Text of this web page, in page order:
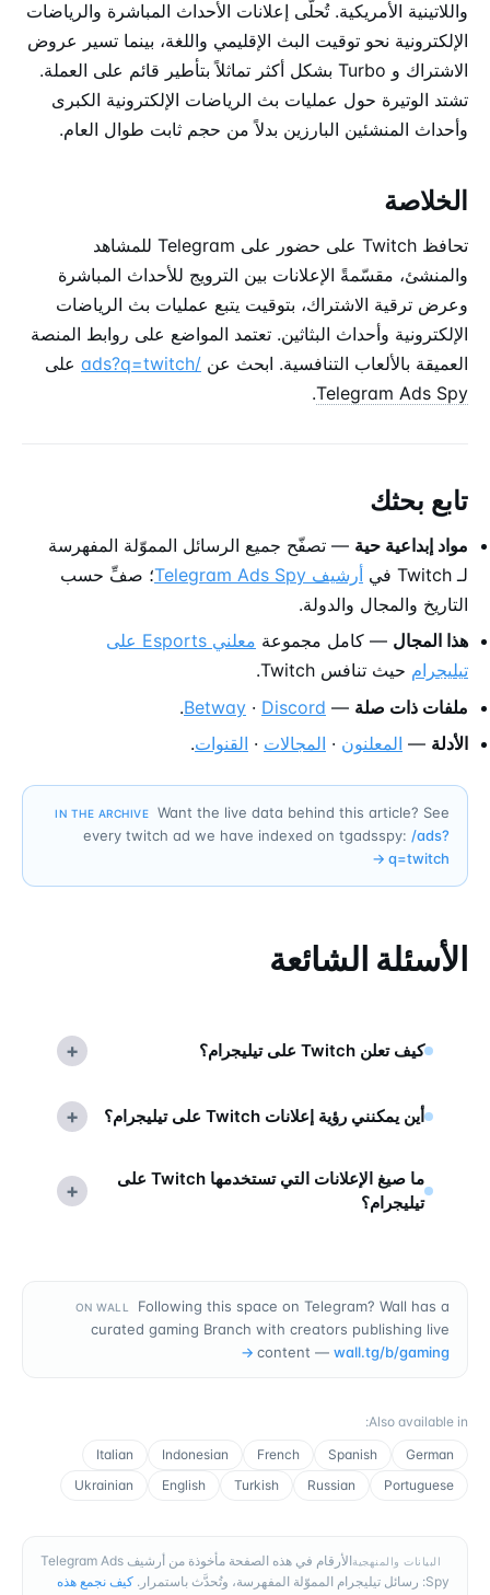
واللاتينية الأمريكية. تُحلّى إعلانات الأحداث المباشرة والرياضات
الإلكترونية نحو توقيت البث الإقليمي واللغة، بينما تسير عروض
الاشتراك و Turbo بشكل أكثر تماثلاً بتأطير قائم على العملة.
تشتد الوتيرة حول عمليات بث الرياضات الإلكترونية الكبرى
وأحداث المنشئين البارزين بدلاً من حجم ثابت طوال العام.
الخلاصة
تحافظ Twitch على حضور على Telegram للمشاهد
والمنشئ، مقسّمةً الإعلانات بين الترويج للأحداث المباشرة
وعرض ترقية الاشتراك، بتوقيت يتبع عمليات بث الرياضات
الإلكترونية وأحداث البثاثين. تعتمد المواضع على روابط المنصة
العميقة بالألعاب التنافسية. ابحث عن /ads?q=twitch
على
Telegram Ads Spy
.
تابع بحثك
مواد إبداعية حية — تصفّح جميع الرسائل المموّلة المفهرسة
لـ Twitch في
أرشيف Telegram Ads Spy
؛ صفِّ حسب
التاريخ والمجال والدولة.
هذا المجال — كامل مجموعة
معلني Esports على
تيليجرام حيث تنافس Twitch.
ملفات ذات صلة —
Betway · Discord
.
الأدلة — المعلنون · المجالات · القنوات.
IN THE ARCHIVE
Want the live data behind this article? See
every twitch ad we have indexed on tgadsspy: /ads?
q=twitch
→
الأسئلة الشائعة
كيف تعلن Twitch على تيليجرام؟ +
أين يمكنني رؤية إعلانات Twitch على تيليجرام؟ +
ما صيغ الإعلانات التي تستخدمها Twitch على
تيليجرام؟
+
ON WALL
Following this space on Telegram? Wall has a
curated gaming Branch with creators publishing live
content — wall.tg/b/gaming
→
Also available in
:
German
Spanish
French
Indonesian
Italian
Portuguese
Russian
Turkish
English
Ukrainian
البيانات والمنهجية
الأرقام في هذه الصفحة مأخوذة من أرشيف Telegram Ads
Spy: رسائل تيليجرام المموّلة المفهرسة، وتُحدَّث باستمرار.
كيف نجمع هذه